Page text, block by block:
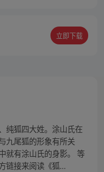
过于危
读者群：561675062
立即下载
纯狐四大姓。涂山氏在
九尾狐的形象有所关
就有涂山氏的身影。 等
链接来阅读《狐...